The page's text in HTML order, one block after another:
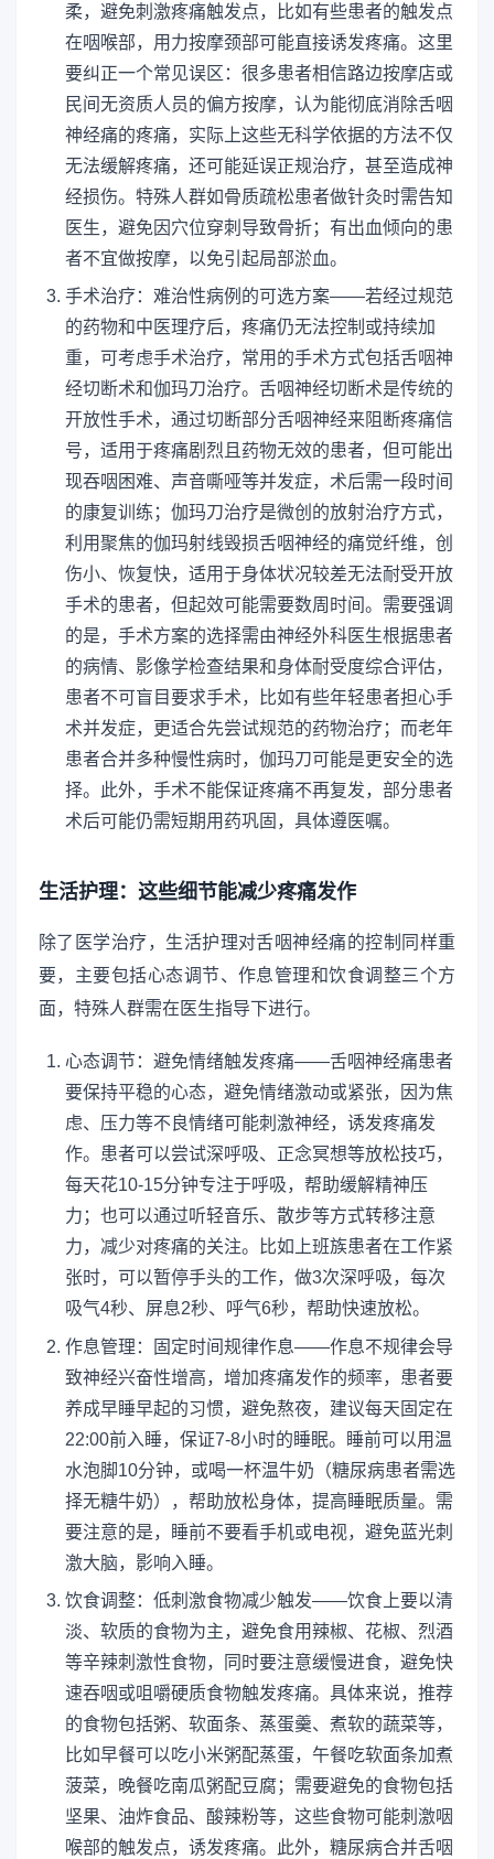
柔，避免刺激疼痛触发点，比如有些患者的触发点
在咽喉部，用力按摩颈部可能直接诱发疼痛。这里
要纠正一个常见误区：很多患者相信路边按摩店或
民间无资质人员的偏方按摩，认为能彻底消除舌咽
神经痛的疼痛，实际上这些无科学依据的方法不仅
无法缓解疼痛，还可能延误正规治疗，甚至造成神
经损伤。特殊人群如骨质疏松患者做针灸时需告知
医生，避免因穴位穿刺导致骨折；有出血倾向的患
者不宜做按摩，以免引起局部淤血。
手术治疗：难治性病例的可选方案——若经过规范
的药物和中医理疗后，疼痛仍无法控制或持续加
重，可考虑手术治疗，常用的手术方式包括舌咽神
经切断术和伽玛刀治疗。舌咽神经切断术是传统的
开放性手术，通过切断部分舌咽神经来阻断疼痛信
号，适用于疼痛剧烈且药物无效的患者，但可能出
现吞咽困难、声音嘶哑等并发症，术后需一段时间
的康复训练；伽玛刀治疗是微创的放射治疗方式，
利用聚焦的伽玛射线毁损舌咽神经的痛觉纤维，创
伤小、恢复快，适用于身体状况较差无法耐受开放
手术的患者，但起效可能需要数周时间。需要强调
的是，手术方案的选择需由神经外科医生根据患者
的病情、影像学检查结果和身体耐受度综合评估，
患者不可盲目要求手术，比如有些年轻患者担心手
术并发症，更适合先尝试规范的药物治疗；而老年
患者合并多种慢性病时，伽玛刀可能是更安全的选
择。此外，手术不能保证疼痛不再复发，部分患者
术后可能仍需短期用药巩固，具体遵医嘱。
生活护理：这些细节能减少疼痛发作
除了医学治疗，生活护理对舌咽神经痛的控制同样重
要，主要包括心态调节、作息管理和饮食调整三个方
面，特殊人群需在医生指导下进行。
心态调节：避免情绪触发疼痛——舌咽神经痛患者
要保持平稳的心态，避免情绪激动或紧张，因为焦
虑、压力等不良情绪可能刺激神经，诱发疼痛发
作。患者可以尝试深呼吸、正念冥想等放松技巧，
每天花10-15分钟专注于呼吸，帮助缓解精神压
力；也可以通过听轻音乐、散步等方式转移注意
力，减少对疼痛的关注。比如上班族患者在工作紧
张时，可以暂停手头的工作，做3次深呼吸，每次
吸气4秒、屏息2秒、呼气6秒，帮助快速放松。
作息管理：固定时间规律作息——作息不规律会导
致神经兴奋性增高，增加疼痛发作的频率，患者要
养成早睡早起的习惯，避免熬夜，建议每天固定在
22:00前入睡，保证7-8小时的睡眠。睡前可以用温
水泡脚10分钟，或喝一杯温牛奶（糖尿病患者需选
择无糖牛奶），帮助放松身体，提高睡眠质量。需
要注意的是，睡前不要看手机或电视，避免蓝光刺
激大脑，影响入睡。
饮食调整：低刺激食物减少触发——饮食上要以清
淡、软质的食物为主，避免食用辣椒、花椒、烈酒
等辛辣刺激性食物，同时要注意缓慢进食，避免快
速吞咽或咀嚼硬质食物触发疼痛。具体来说，推荐
的食物包括粥、软面条、蒸蛋羹、煮软的蔬菜等，
比如早餐可以吃小米粥配蒸蛋，午餐吃软面条加煮
菠菜，晚餐吃南瓜粥配豆腐；需要避免的食物包括
坚果、油炸食品、酸辣粉等，这些食物可能刺激咽
喉部的触发点，诱发疼痛。此外，糖尿病合并舌咽